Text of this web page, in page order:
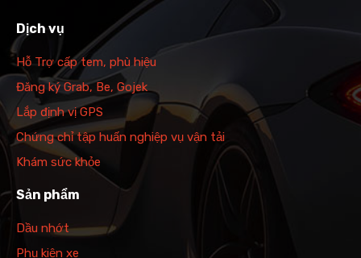
Dịch vụ
Hỗ Trợ cấp tem, phù hiệu
Đăng ký Grab, Be, Gojek
Lắp định vị GPS
Chứng chỉ tập huấn nghiệp vụ vận tải
Khám sức khỏe
Sản phẩm
Dầu nhớt
Phụ kiện xe